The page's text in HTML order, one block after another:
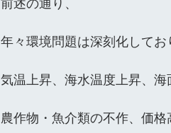
前述の通り、
年々環境問題は深刻化してお
気温上昇、海水温度上昇、海
農作物・魚介類の不作、価格